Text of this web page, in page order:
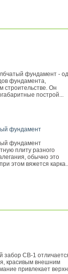
фундамент -
фундамента,
строительстве. Он
построй...
фундамент
фундамент
плиту разного
обычно это
этом вяжется
забор СВ-1
красивым внешним
привлекает